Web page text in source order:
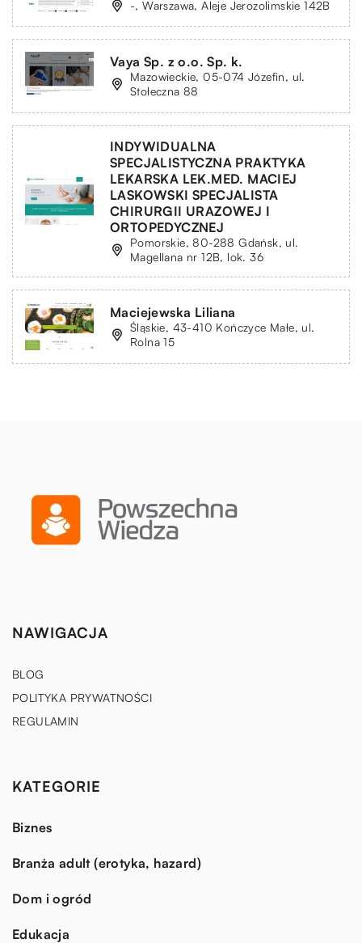
-, Warszawa, Aleje Jerozolimskie 142B
Vaya Sp. z o.o. Sp. k.
Mazowieckie, 05-074 Józefin, ul.
Stołeczna 88
INDYWIDUALNA
SPECJALISTYCZNA PRAKTYKA
LEKARSKA LEK.MED. MACIEJ
LASKOWSKI SPECJALISTA
CHIRURGII URAZOWEJ I
ORTOPEDYCZNEJ
Pomorskie, 80-288 Gdańsk, ul.
Magellana nr 12B, lok. 36
Maciejewska Liliana
Śląskie, 43-410 Kończyce Małe, ul.
Rolna 15
NAWIGACJA
BLOG
POLITYKA PRYWATNOŚCI
REGULAMIN
KATEGORIE
Biznes
Branża adult (erotyka, hazard)
Dom i ogród
Edukacja